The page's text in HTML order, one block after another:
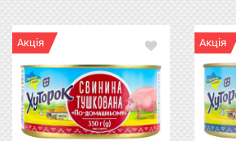
Акція Акція